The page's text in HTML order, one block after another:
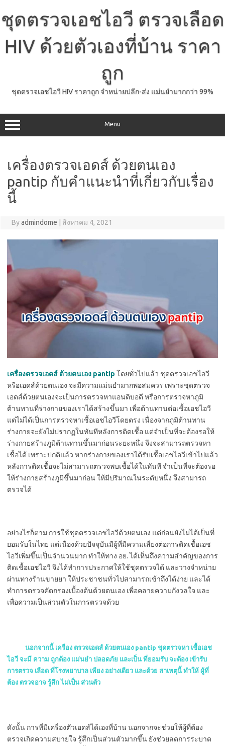
content
ชุดตรวจเอชไอวี ตรวจเลือด
HIV ด้วยตัวเองที่บ้าน ราคา
ถูก
ชุดตรวจเอชไอวี HIV ราคาถูก จำหน่ายปลีก-ส่ง แม่นยำมากกว่า 99%
Menu
เครื่องตรวจเอดส์ ด้วยตนเอง
pantip กับคำแนะนำที่เกี่ยวกับเรื่อง
นี้
Byadmindome สิงหาคม 4, 2021
เครื่องตรวจเอดส์ ด้วยตนเอง pantip โดยทั่วไปแล้ว ชุดตรวจเอชไอวี
หรือเอดส์ด้วยตนเอง จะมีความแม่นยำมากพอสมควร เพราะชุดตรวจ
เอดส์ด้วยตนเองจะเป็นการตรวจหาแอนติบอดี หรือการตรวจหาภูมิ
ต้านทานที่ร่างกายของเราได้สร้างขึ้นมา เพื่อต้านทานต่อเชื้อเอชไอวี
แต่ไม่ได้เป็นการตรวจหาเชื้อเอชไอวีโดยตรง เนื่องจากภูมิต้านทาน
ร่างกายจะยังไม่ปรากฏในทันทีหลังการติดเชื้อ แต่จำเป็นที่จะต้องรอให้
ร่างกายสร้างภูมิต้านทานขึ้นมาก่อนระยะหนึ่ง จึงจะสามารถตรวจหา
เชื้อได้ เพราะปกติแล้ว หากร่างกายของเราได้รับเชื้อเอชไอวีเข้าไปแล้ว
หลังการติดเชื้อจะไม่สามารถตรวจพบเชื้อได้ในทันที จำเป็นที่จะต้องรอ
ให้ร่างกายสร้างภูมิขึ้นมาก่อน ให้มีปริมาณในระดับหนึ่ง จึงสามารถ
ตรวจได้
อย่างไรก็ตาม การใช้ชุดตรวจเอชไอวีด้วยตนเอง แต่ก่อนยังไม่ได้เป็นที่
ยอมรับในไทย แต่เนื่องด้วยปัจจุบันมีผู้ที่มีความเสี่ยงต่อการติดเชื้อเอช
ไอวีเพิ่มขึ้นเป็นจำนวนมาก ทำให้ทาง อย. ได้เห็นถึงความสำคัญของการ
ติดเชื้อเอชไอวี จึงได้ทำการประกาศให้ใช้ชุดตรวจได้ และวางจำหน่าย
ผ่านทางร้านขายยา ให้ประชาชนทั่วไปสามารถเข้าถึงได้ง่าย และได้
ทำการตรวจคัดกรองเบื้องต้นด้วยตนเอง เพื่อคลายความกังวลใจ และ
เพื่อความเป็นส่วนตัวในการตรวจด้วย
นอกจากนี้ เครื่อง ตรวจเอดส์ ด้วยตนเอง pantip ชุดตรวจหา เชื้อเอช
ไอวี จะมี ความ ถูกต้อง แม่นยำ ปลอดภัย และเป็น ที่ยอมรับ จะต้อง เข้ารับ
การตรวจ เลือด ที่โรงพยาบาล เพียง อย่างเดียว และด้วย สาเหตุนี้ ทำให้ ผู้ที่
ต้อง ตรวจอาจ รู้สึก ไม่เป็น ส่วนตัว
ดังนั้น การที่มีเครื่องตัวเอดส์ได้เองที่บ้าน นอกจากจะช่วยให้ผู้ที่ต้อง
ตรวจเกิดความสบายใจ รู้สึกเป็นส่วนตัวมากขึ้น ยังช่วยลดการระบาด